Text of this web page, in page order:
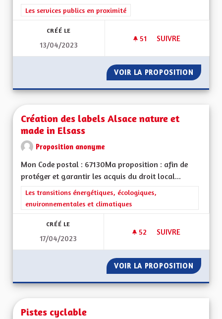
Filtrer les résultats de la catégorie : Les services publics en
Les services publics en proximité
CRÉÉ LE
13/04/2023
51 51 ABONNÉS
SUIVRE
VOIR LA PROPOSITION
Création des labels Alsace nature et
made in Elsass
Proposition anonyme
Mon Code postal : 67130Ma proposition : afin de
protéger et garantir les acquis du droit local...
Filtrer les résultats de la catégorie : Les transitions
Les transitions énergétiques, écologiques,
environnementales et climatiques
CRÉÉ LE
17/04/2023
52 52 ABONNÉS
SUIVRE
VOIR LA PROPOSITION
Pistes cyclable